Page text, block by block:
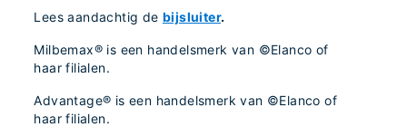
Lees aandachtig de bijsluiter.
Milbemax® is een handelsmerk van ©Elanco of
haar filialen.
Advantage® is een handelsmerk van ©Elanco of
haar filialen.